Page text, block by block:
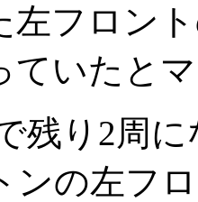
左フロン
ていたと
残り2周
ンの左フ